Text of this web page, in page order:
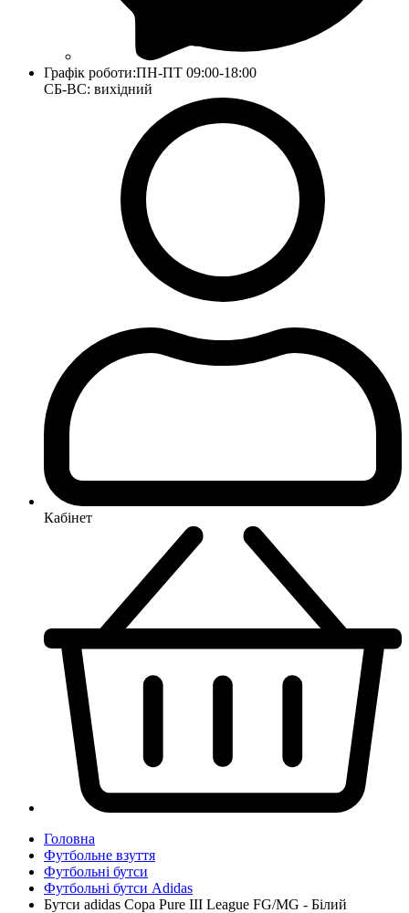
Графік роботи:ПН-ПТ 09:00-18:00
СБ-ВС: вихідний
Кабінет
Головна
Футбольне взуття
Футбольні бутси
Футбольні бутси Adidas
Бутси adidas Copa Pure III League FG/MG - Білий